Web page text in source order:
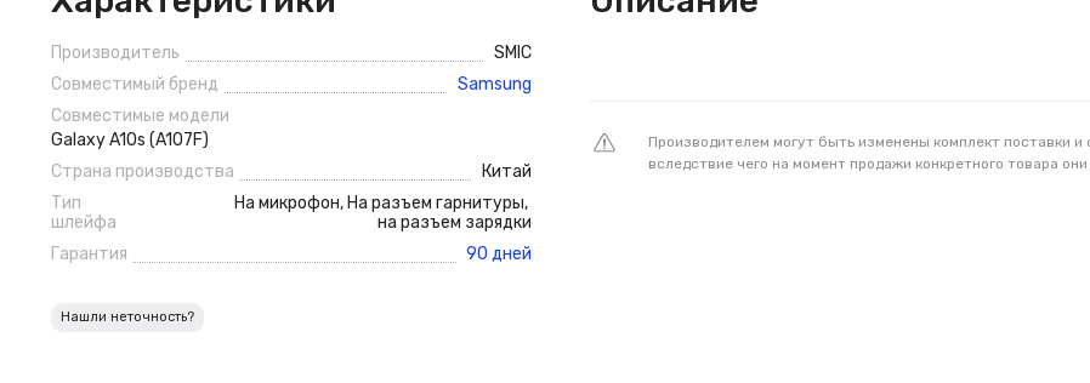
Производитель
SMIC
Совместимый бренд
Samsung
Совместимые модели
Galaxy A10s (A107F)
Страна производства
Китай
Тип
шлейфа
На микрофон, На разъем гарнитуры,
на разъем зарядки
Гарантия
90 дней
Нашли неточность?
Производителем могут быть изменены комплект поставки
вследствие чего на момент продажи конкретного товара